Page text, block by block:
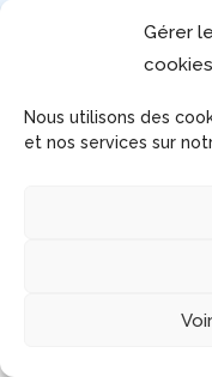
Gérer
cookies
Nous utilisons des
et nos services sur